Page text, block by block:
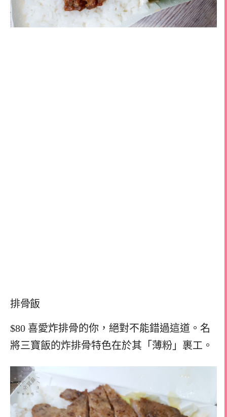
排骨飯
$80 喜愛炸排骨的你，絕對不能錯過這道。名
將三寶飯的炸排骨特色在於其「薄粉」裹工。